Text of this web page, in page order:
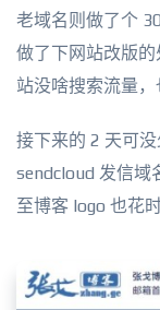
老域名则做了个
做了下网站改版
站没啥搜索流量，
接下来的 2 天可
sendcloud 发信域
至博客 logo 也花